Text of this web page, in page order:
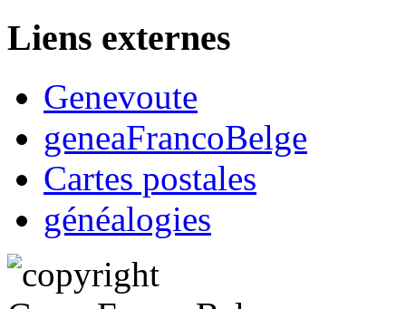
Liens externes
Genevoute
geneaFrancoBelge
Cartes postales
généalogies